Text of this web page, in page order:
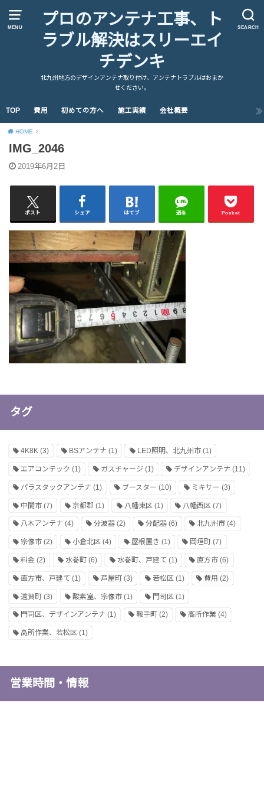
MENU SEARCH
プロのアンテナ工事、ト
ラブル解決はスリーエイ
チデンキ
北九州地方のデザインアンテナ取り付け、アンテナトラブルはおまか
せください。
TOP 費用 初めての方へ 施工実績 会社概要
HOME
IMG_2046
2019年6月2日
ポスト シェア はてブ 送る Pocket
タグ
4K8K (3) BSアンテナ(1) LED照明、北九州市(1)
エアコンテック (1) ガスチャージ (1) デザインアンテナ(11)
パラスタックアンテナ (1) ブースター (10) ミキサー (3)
中間市 (7) 京都郡 (1) 八幡東区 (1) 八幡西区 (7)
八木アンテナ (4) 分波器(2) 分配器(6) 北九州市 (4)
宗像市 (2) 小倉北区(4) 屋根置き (1) 岡垣町 (7)
料金 (2) 水巻町(6) 水巻町、戸建て (1) 直方市 (6)
直方市、戸建て (1) 芦屋町(3) 若松区 (1) 費用 (2)
遠賀町 (3) 酸素室、宗像市(1) 門司区 (1)
門司区、デザインアンテナ (1) 鞍手町(2) 高所作業(4)
高所作業、若松区 (1)
営業時間・情報